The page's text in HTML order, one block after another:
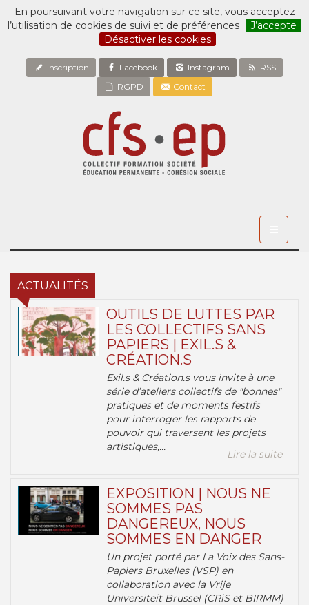
En poursuivant votre navigation sur ce site, vous acceptez
l’utilisation de cookies de suivi et de préférences
J’accepte
Désactiver les cookies
Inscription Facebook Instagram
RSS
RGPD
Contact
ACTUALITÉS
OUTILS DE LUTTES PAR
LES COLLECTIFS SANS
PAPIERS | EXIL.S &
CRÉATION.S
Exil.s & Création.s vous invite à une
série d’ateliers collectifs de "bonnes"
pratiques et de moments festifs
pour interroger les rapports de
pouvoir qui traversent les projets
artistiques,...
Lire la suite
EXPOSITION | NOUS NE
SOMMES PAS
DANGEREUX, NOUS
SOMMES EN DANGER
Un projet porté par La Voix des Sans-
Papiers Bruxelles (VSP) en
collaboration avec la Vrije
Universiteit Brussel (CRiS et BIRMM)